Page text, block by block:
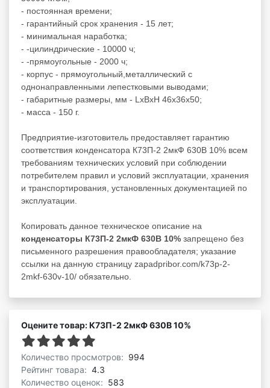
- постоянная времени;
- гарантийный срок хранения - 15 лет;
- минимальная наработка;
- -цилиндрические - 10000 ч;
- -прямоугольные - 2000 ч;
- корпус - прямоугольный,металлический с
однонаправленными лепестковыми выводами;
- габаритные размеры, мм - LxBxH 46x36x50;
- масса - 150 г.
Предприятие-изготовитель предоставляет гарантию
соответствия конденсатора К73П-2 2мкФ 630В 10% всем
требованиям технических условий при соблюдении
потребителем правил и условий эксплуатации, хранения
и транспортирования, установленных документацией по
эксплуатации.
Копировать данное техническое описание на
конденсаторы К73П-2 2мкФ 630В 10% запрещено без
письменного разрешения правообладателя; указание
ссылки на данную страницу zapadpribor.com/k73p-2-
2mkf-630v-10/ обязательно.
Оцените товар: К73П-2 2мкФ 630В 10%
Количество просмотров: 994
Рейтинг товара: 4.3
Количество оценок: 583